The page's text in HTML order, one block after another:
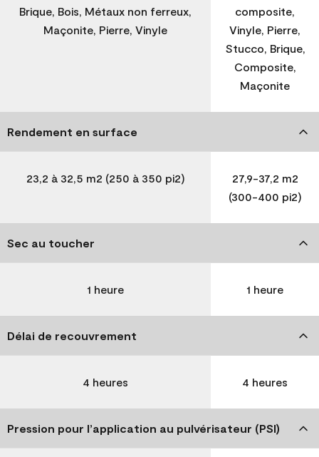
Brique, Bois, Métaux non ferreux,
Maçonite, Pierre, Vinyle
composite,
Vinyle, Pierre,
Stucco, Brique,
Composite,
Maçonite
Rendement en surface
23,2 à 32,5 m2 (250 à 350 pi2)
27,9-37,2 m2
(300-400 pi2)
Sec au toucher
1 heure 1 heure
Délai de recouvrement
4 heures 4 heures
Pression pour l’application au pulvérisateur (PSI)